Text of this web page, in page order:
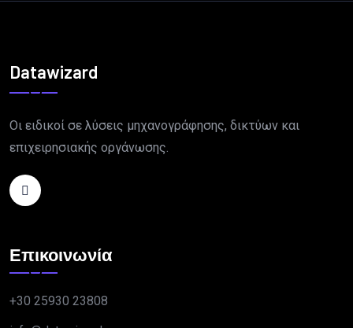
Datawizard
Οι ειδικοί σε λύσεις μηχανογράφησης, δικτύων και
επιχειρησιακής οργάνωσης.
Επικοινωνία
+30 25930 23808